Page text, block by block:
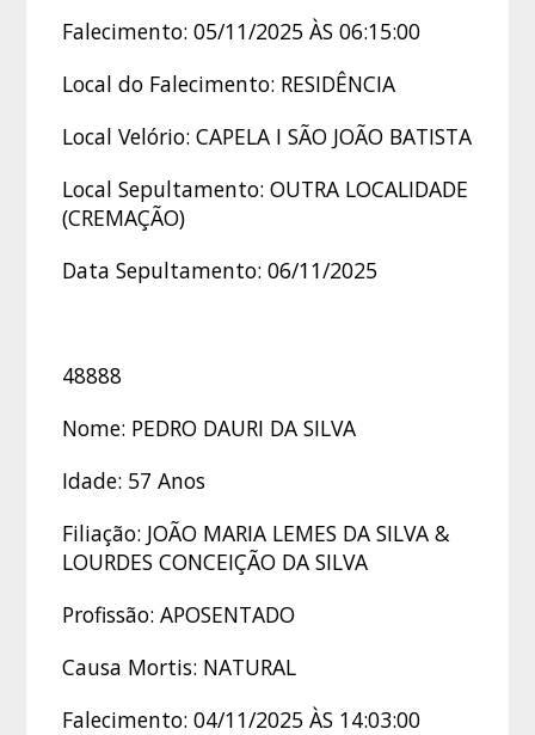
Falecimento: 05/11/2025 ÀS 06:15:00
Local do Falecimento: RESIDÊNCIA
Local Velório: CAPELA I SÃO JOÃO BATISTA
Local Sepultamento: OUTRA LOCALIDADE
(CREMAÇÃO)
Data Sepultamento: 06/11/2025
48888
Nome: PEDRO DAURI DA SILVA
Idade: 57 Anos
Filiação: JOÃO MARIA LEMES DA SILVA &
LOURDES CONCEIÇÃO DA SILVA
Profissão: APOSENTADO
Causa Mortis: NATURAL
Falecimento: 04/11/2025 ÀS 14:03:00